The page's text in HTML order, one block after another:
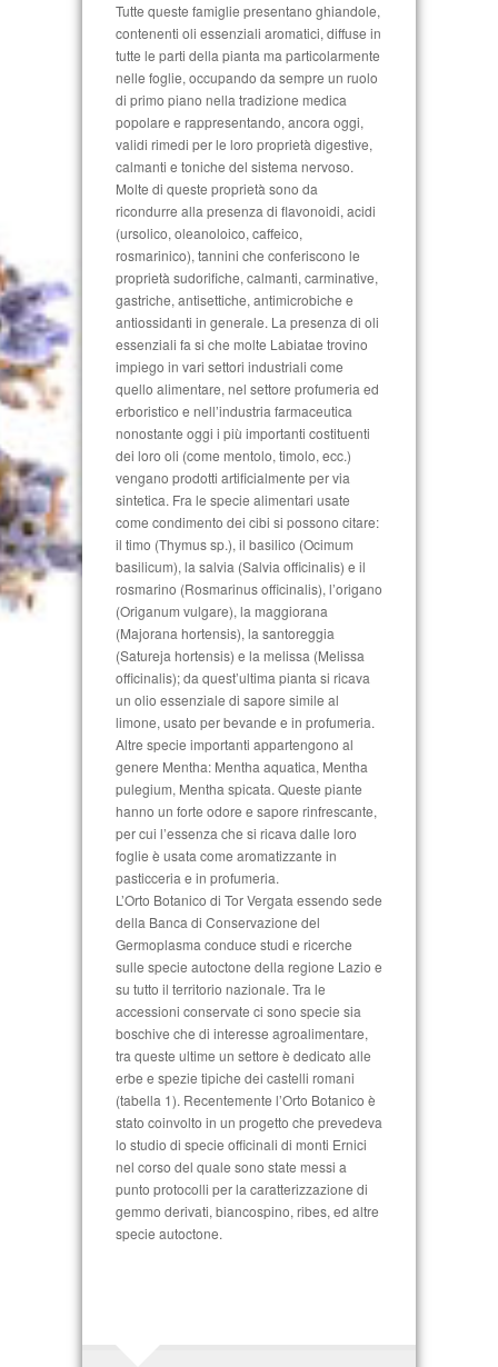
Tutte queste famiglie presentano ghiandole,
contenenti oli essenziali aromatici, diffuse in
tutte le parti della pianta ma particolarmente
nelle foglie, occupando da sempre un ruolo
di primo piano nella tradizione medica
popolare e rappresentando, ancora oggi,
validi rimedi per le loro proprietà digestive,
calmanti e toniche del sistema nervoso.
Molte di queste proprietà sono da
ricondurre alla presenza di flavonoidi, acidi
(ursolico, oleanoloico, caffeico,
rosmarinico), tannini che conferiscono le
proprietà sudorifiche, calmanti, carminative,
gastriche, antisettiche, antimicrobiche e
antiossidanti in generale. La presenza di oli
essenziali fa si che molte Labiatae trovino
impiego in vari settori industriali come
quello alimentare, nel settore profumeria ed
erboristico e nell’industria farmaceutica
nonostante oggi i più importanti costituenti
dei loro oli (come mentolo, timolo, ecc.)
vengano prodotti artificialmente per via
sintetica. Fra le specie alimentari usate
come condimento dei cibi si possono citare:
il timo (Thymus sp.), il basilico (Ocimum
basilicum), la salvia (Salvia officinalis) e il
rosmarino (Rosmarinus officinalis), l’origano
(Origanum vulgare), la maggiorana
(Majorana hortensis), la santoreggia
(Satureja hortensis) e la melissa (Melissa
officinalis); da quest’ultima pianta si ricava
un olio essenziale di sapore simile al
limone, usato per bevande e in profumeria.
Altre specie importanti appartengono al
genere Mentha: Mentha aquatica, Mentha
pulegium, Mentha spicata. Queste piante
hanno un forte odore e sapore rinfrescante,
per cui l’essenza che si ricava dalle loro
foglie è usata come aromatizzante in
pasticceria e in profumeria.
L’Orto Botanico di Tor Vergata essendo sede
della Banca di Conservazione del
Germoplasma conduce studi e ricerche
sulle specie autoctone della regione Lazio e
su tutto il territorio nazionale. Tra le
accessioni conservate ci sono specie sia
boschive che di interesse agroalimentare,
tra queste ultime un settore è dedicato alle
erbe e spezie tipiche dei castelli romani
(tabella 1). Recentemente l’Orto Botanico è
stato coinvolto in un progetto che prevedeva
lo studio di specie officinali di monti Ernici
nel corso del quale sono state messi a
punto protocolli per la caratterizzazione di
gemmo derivati, biancospino, ribes, ed altre
specie autoctone.